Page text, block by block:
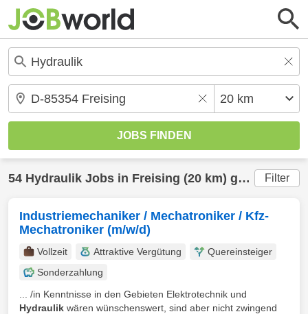
54 Hydraulik Jobs in Freising (20 km) gefunden Filter
Industriemechaniker / Mechatroniker / Kfz-
Mechatroniker (m/w/d)
Vollzeit Attraktive Vergütung
Quereinsteiger
Sonderzahlung
... /in Kenntnisse in den Gebieten Elektrotechnik und
Hydraulik wären wünschenswert, sind aber nicht zwingend